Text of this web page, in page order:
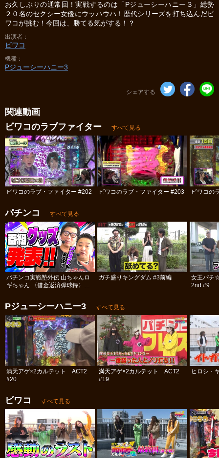
お久しぶりの通常回！実戦するのは「Pジューシーハニー３」総勢
２０名のセクシー女優にウッハウハ！歴代シリーズを打ち込んだビ
ワコが挑む！今回は、勝てる気がする！？
出演者
ビワコ
機種
Pジューシーハニー3
シェアする
関連動画
ビワコのラブファイター
すべて見る
ビワコのラブ・ファイター #202 ビワコのラブ・ファイター #203 ビワコの
パチンコ すべて見る
パチンコ実戦塾外伝 山ちゃんロ
ギちゃん 〈借金返済弾球録〉
ガチ盛りキングダム #3前編
女王パチ
2nd #9
Pジューシーハニー3 すべて見る
満天アゲ×2カルテット ACT2
#20
満天アゲ×2カルテット ACT2
#19
ヒロシ・
ビワコ すべて見る